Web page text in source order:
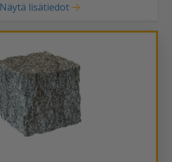
Näytä lisätiedot